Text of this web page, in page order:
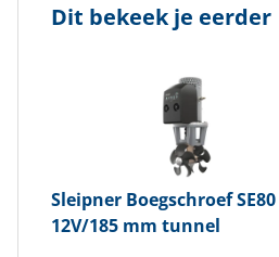
Dit bekeek je eerder
Sleipner Boegschroef
12V/185 mm tunnel